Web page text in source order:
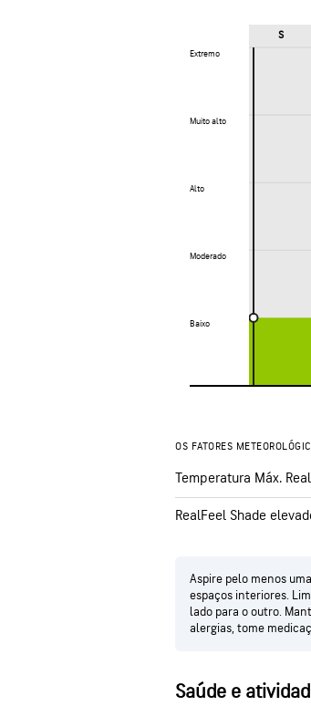
Extremo
Muito alto
Alto
Moderado
Baixo
S
Extremo
Muito alto
Alto
Moderado
Baixo
OS FATORES
Temperatura Máx.
RealFeel Shade
Aspire pelo menos
espaços interiores.
lado para o outro.
alergias, tome
Saúde e